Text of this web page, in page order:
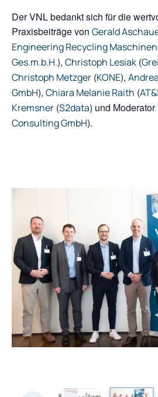
Der VNL bedankt sich für die
Praxisbeiträge von Gerald
Engineering Recycling
Ges.m.b.H.), Christoph Lesiak (
Christoph Metzger (KONE),
GmbH), Chiara Melanie Raith (
Kremsner (S2data) und Moderator
Consulting GmbH).